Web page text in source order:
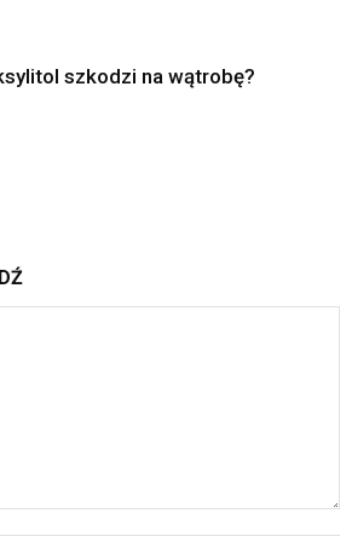
szkodzi na wątrobę?